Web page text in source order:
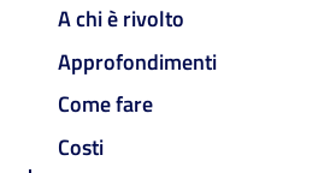
A chi è rivolto
Approfondimenti
Come fare
Costi